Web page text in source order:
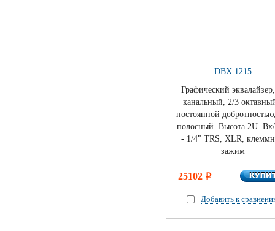
DBX 1215
Графический
канальный, 2/3
постоянной
полосный. Высота 2U.
- 1/4" TRS, XLR,
зажим
25102 i
Добавить к